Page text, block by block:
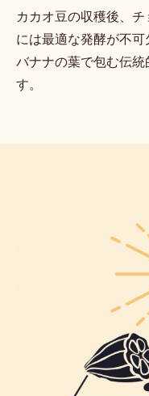
カカオ豆の収穫後、
には最適な発酵が不可
バナナの葉で包む伝
す。